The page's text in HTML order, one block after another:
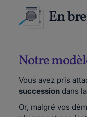
En
Notre
Vous avez pris
succession dans
Or, malgré vos